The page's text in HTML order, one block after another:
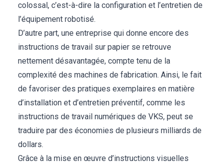
colossal, c’est-à-dire la configuration et l’entretien de
l’équipement robotisé.
D’autre part, une entreprise qui donne encore des
instructions de travail sur papier se retrouve
nettement désavantagée, compte tenu de la
complexité des machines de fabrication. Ainsi, le fait
de favoriser des pratiques exemplaires en matière
d’installation et d’entretien préventif, comme les
instructions de travail numériques de VKS, peut se
traduire par des économies de plusieurs milliards de
dollars.
Grâce à la mise en œuvre d’instructions visuelles